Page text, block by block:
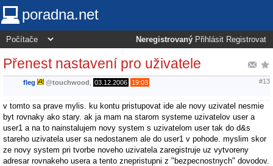
poradna.net
Neregistrovaný Přihlásit Registrovat
Přenest nastavení pro uživatele
fleg @touchwood 03.12.2006 19:03 #13
v tomto sa prave mylis. ku kontu pristupovat ide ale novy uzivatel nesmie
byt rovnaky ako stary. ak ja mam na starom systeme uzivatelov user a
user1 a na to nainstalujem novy system s uzivatelom user tak do d&s
stareho uzivatela user sa nedostanem ale do user1 v pohode. myslim skor
ze novy system pri tvorbe noveho uzivatela zaregistruje uz vytvoreny
adresar rovnakeho usera a tento znepristupni z "bezpecnostnych" dovodov.